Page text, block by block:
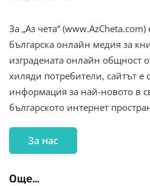
За „Аз чета“
българска онлайн медия за
изградената онлайн общност
хиляди потребители, сайтът е
информация за най-новото в
българското интернет
За нас
Още…